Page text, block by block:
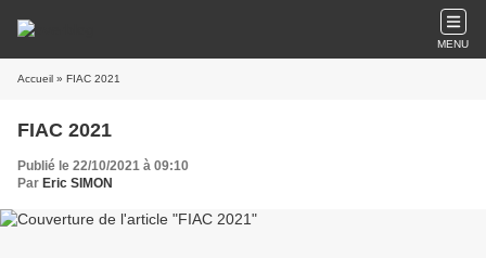
MENU
Accueil » FIAC 2021
FIAC 2021
Publié le 22/10/2021 à 09:10
Par Eric SIMON